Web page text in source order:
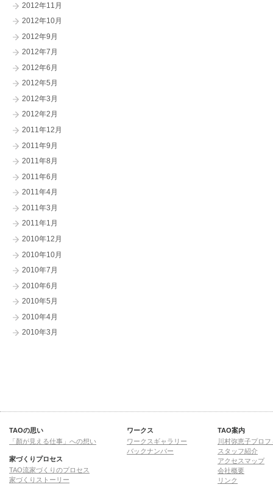
2012年11月
2012年10月
2012年9月
2012年7月
2012年6月
2012年5月
2012年3月
2012年2月
2011年12月
2011年9月
2011年8月
2011年6月
2011年4月
2011年3月
2011年1月
2010年12月
2010年10月
2010年7月
2010年6月
2010年5月
2010年4月
2010年3月
TAOの思い
「顏が見える仕事」への想い
家づくりプロセス
TAO流家づくりのプロセス
家づくりストーリー
ワークス
ワークスギャラリー
バックナンバー
TAO案内
川村弥恵子プロ
スタッフ紹介
アクセスマップ
会社概要
リンク